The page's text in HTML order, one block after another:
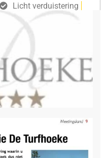
Licht verduistering
Groot LCD scherm